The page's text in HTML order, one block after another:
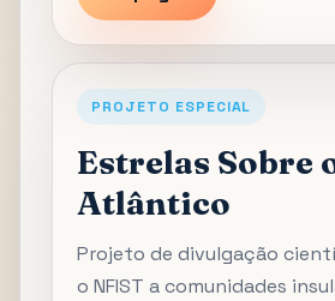
PROJETO ESPECIAL
Estrelas Sobre
Atlântico
Projeto de divulgação
o NFIST a comunidades